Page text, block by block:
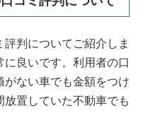
判についてご紹介しま
良いです。利用者の口
がない車でも金額をつけ
置していた不動車でも